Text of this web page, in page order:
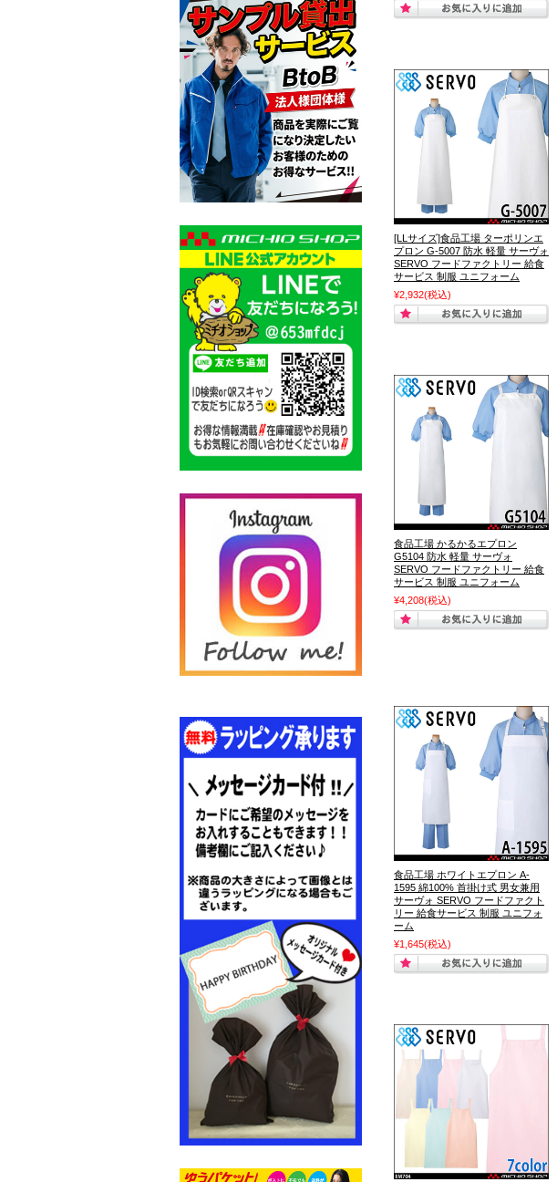
[LLサイズ]食品工場 ターポリンエ
プロン G-5007 防水 軽量 サーヴォ
SERVO フードファクトリー 給食
サービス 制服 ユニフォーム
¥2,932(税込)
食品工場 かるかるエプロン
G5104 防水 軽量 サーヴォ
SERVO フードファクトリー 給食
サービス 制服 ユニフォーム
¥4,208(税込)
食品工場 ホワイトエプロン A-
1595 綿100% 首掛け式 男女兼用
サーヴォ SERVO フードファクト
リー 給食サービス 制服 ユニフォ
ーム
¥1,645(税込)